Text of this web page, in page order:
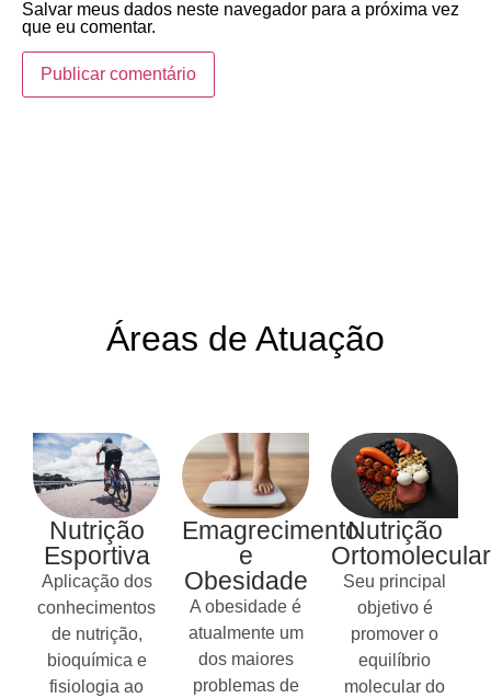
Salvar meus dados neste navegador para a próxima vez
que eu comentar.
Áreas de Atuação
Nutrição
Esportiva
Aplicação dos
conhecimentos
de nutrição,
bioquímica e
fisiologia ao
Emagrecimento
e
Obesidade
A obesidade é
atualmente um
dos maiores
problemas de
Nutrição
Ortomolecular
Seu principal
objetivo é
promover o
equilíbrio
molecular do